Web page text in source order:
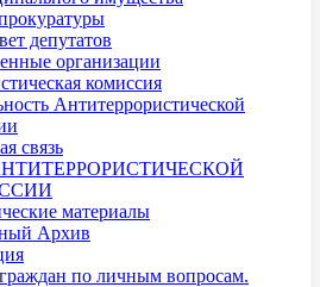
депутатов
организации
комиссия
Антитеррористической
связь
материалы
Архив
по личным вопросам.